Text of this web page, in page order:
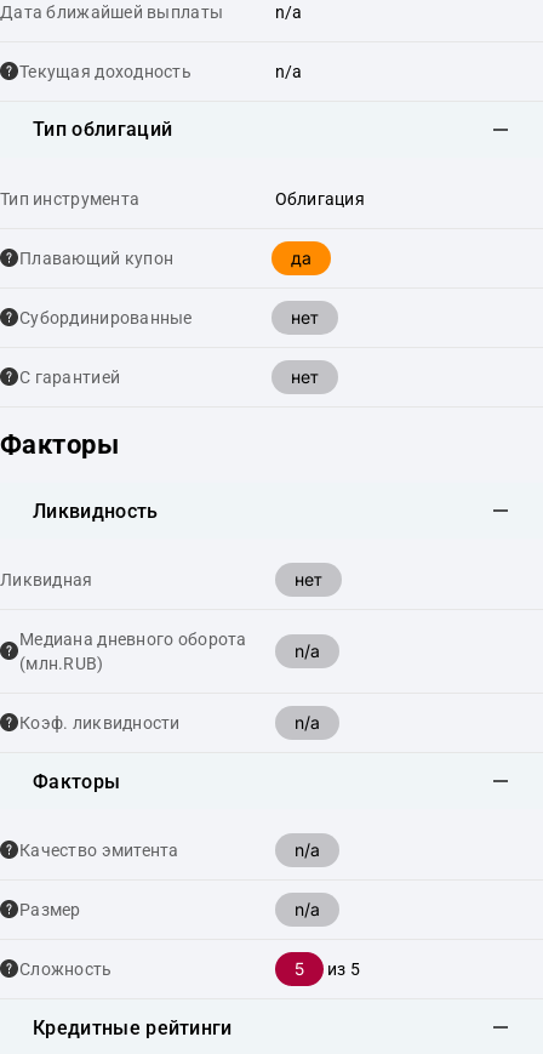
Дата ближайшей выплаты n/a
Текущая доходность n/a
Тип облигаций
Тип инструмента Облигация
Плавающий купон да
Cубординированные нет
С гарантией нет
Факторы
Ликвидность
Ликвидная нет
Медиана дневного оборота
(млн.RUB)
n/a
Коэф. ликвидности n/a
Факторы
Качество эмитента n/a
Размер n/a
Сложность 5 из 5
Кредитные рейтинги